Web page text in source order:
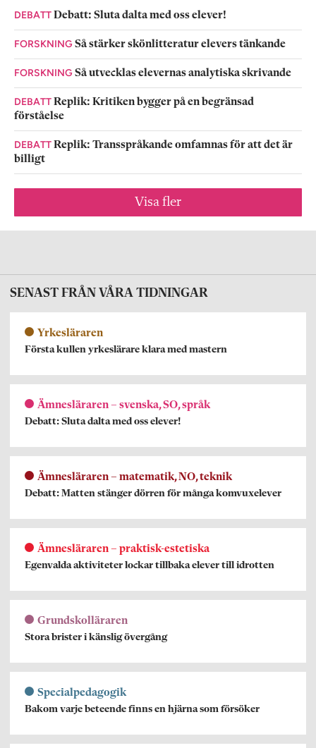
DEBATTDebatt: Sluta dalta med oss elever!
FORSKNING Så stärker skönlitteratur elevers tänkande
FORSKNING Så utvecklas elevernas analytiska skrivande
DEBATTReplik: Kritiken bygger på en begränsad
förståelse
DEBATTReplik: Transspråkande omfamnas för att det är
billigt
Visa fler
SENAST FRÅN VÅRA TIDNINGAR
Yrkesläraren
Första kullen yrkeslärare klara med mastern
Ämnesläraren – svenska, SO, språk
Debatt: Sluta dalta med oss elever!
Ämnesläraren – matematik, NO, teknik
Debatt: Matten stänger dörren för många komvuxelever
Ämnesläraren – praktisk-estetiska
Egenvalda aktiviteter lockar tillbaka elever till idrotten
Grundskolläraren
Stora brister i känslig övergång
Specialpedagogik
Bakom varje beteende finns en hjärna som försöker